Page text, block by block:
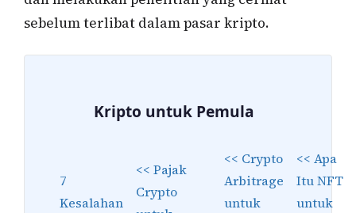
sebelum terlibat dalam pasar kripto.
Kripto untuk Pemula
7
Kesalahan
<< Pajak
Crypto
<< Crypto
Arbitrage
untuk
<< Apa
Itu NFT
untuk